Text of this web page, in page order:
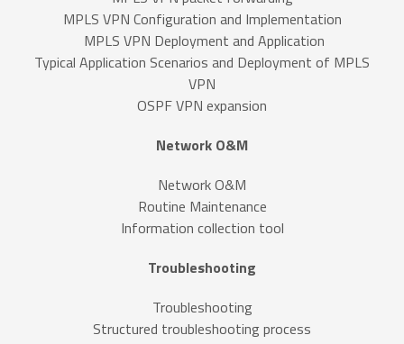
MPLS VPN Configuration and Implementation
MPLS VPN Deployment and Application
Typical Application Scenarios and Deployment of MPLS
VPN
OSPF VPN expansion
Network O&M
Network O&M
Routine Maintenance
Information collection tool
Troubleshooting
Troubleshooting
Structured troubleshooting process